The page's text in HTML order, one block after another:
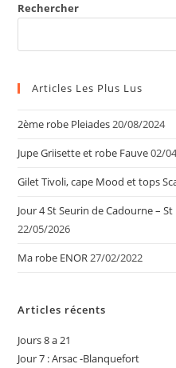
Rechercher
Articles Les Plus Lus
2ème robe Pleiades20/08/2024
Jupe Griisette et robe Fauve02/
Gilet Tivoli, cape Mood et tops
Jour 4 St Seurin de Cadourne –
22/05/2026
Ma robe ENOR27/02/2022
Articles récents
Jours 8 a 21
Jour 7 : Arsac -Blanquefort